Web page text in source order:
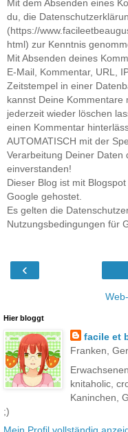
Mit dem Absenden eines
du, die
(https://
html) zur Kenntnis
Mit Absenden deines
E-Mail, Kommentar, URL,
Zeitstempel in einer
kannst Deine Kommentare
jederzeit wieder löschen
einen Kommentar
AUTOMATISCH mit der
Verarbeitung Deiner Daten
einverstanden!
Dieser Blog ist mit
Google gehostet.
Es gelten die
Nutzungsbedingungen für
‹
Hier bloggt
facile et
Franken,
knitaholic,
Kaninchen,
;)
Mein Profil vollständig